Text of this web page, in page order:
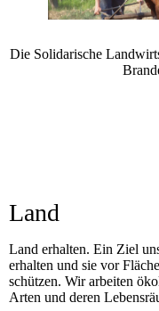
Die Solidarische
Land
Land erhalten. Ein Ziel
erhalten und sie vor
schützen. Wir arbeiten
Arten und deren